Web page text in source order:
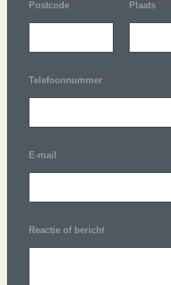
Postcode * Plaats *
Telefoonnummer *
E-mail *
Reactie of bericht